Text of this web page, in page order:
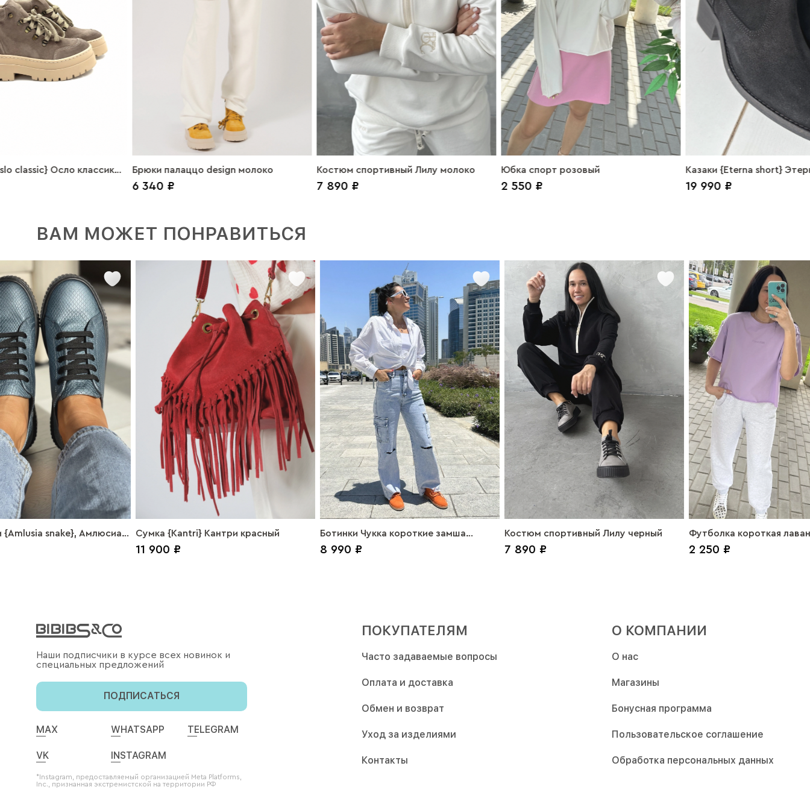
classic} Осло классик
Брюки палаццо design молоко
6 340 ₽
Костюм спортивный Лилу молоко
7 890 ₽
Юбка спорт розовый
2 550 ₽
Казаки {Eterna short}
замша черный
19 990 ₽
ВАМ МОЖЕТ ПОНРАВИТЬСЯ
snake}, Амлюсиа
Сумка {Kantri} Кантри красный
11 900 ₽
Ботинки Чукка короткие замша
оранжевый
8 990 ₽
Костюм спортивный Лилу черный
7 890 ₽
Футболка короткая
2 250 ₽
Наши подписчики в курсе всех новинок и
специальных предложений
ПОДПИСАТЬСЯ
MAX WHATSAPP TELEGRAM
VK INSTAGRAM
*Instagram, предоставляемый организацией Meta Platforms,
Inc., признанная экстремистской на территории РФ
ПОКУПАТЕЛЯМ
Часто задаваемые вопросы
Оплата и доставка
Обмен и возврат
Уход за изделиями
Контакты
О КОМПАНИИ
О нас
Магазины
Бонусная программа
Пользовательское соглашение
Обработка персональных данных